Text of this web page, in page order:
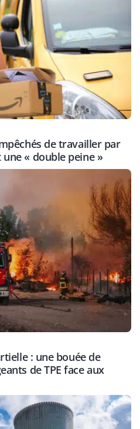
de travailler par
« double peine »
: une bouée de
de TPE face aux